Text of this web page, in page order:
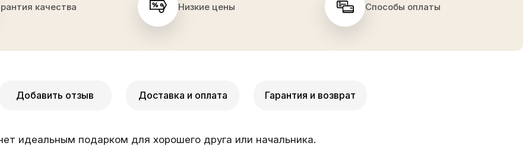
качества Низкие цены Способы оплаты
Добавить отзыв Доставка и оплата Гарантия и возврат
идеальным подарком для хорошего друга или начальника.